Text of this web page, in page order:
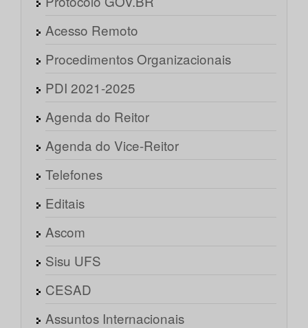
Acesso Remoto
Procedimentos Organizacionais
PDI 2021-2025
Agenda do Reitor
Agenda do Vice-Reitor
Telefones
Editais
Ascom
Sisu UFS
CESAD
Assuntos Internacionais